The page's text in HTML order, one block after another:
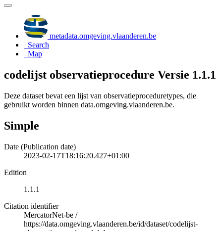
metadata.omgeving.vlaanderen.be
Search
Map
codelijst observatieprocedure Versie 1.1.1
Deze dataset bevat een lijst van observatieproceduretypes, die
gebruikt worden binnen data.omgeving.vlaanderen.be.
Simple
Date (Publication date)
2023-02-17T18:16:20.427+01:00
Edition
1.1.1
Citation identifier
MercatorNet-be /
https://data.omgeving.vlaanderen.be/id/dataset/codelijst-